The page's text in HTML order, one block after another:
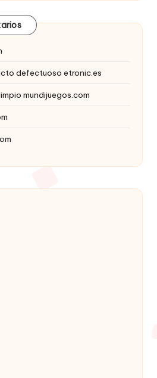
defectuoso etronic.es
mundijuegos.com